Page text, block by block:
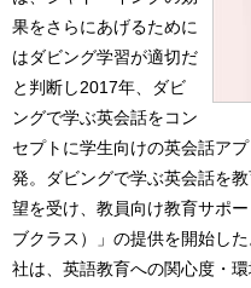
果をさらにあげるために
はダビング学習が適切だ
と判断し2017年、ダビ
ングで学ぶ英会話をコン
セプトに学生向けの英会話ア
発。ダビングで学ぶ英会話を
望を受け、教員向け教育サポ
ブクラス）」の提供を開始し
社は、英語教育への関心度・